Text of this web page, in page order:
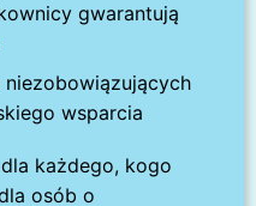
gwarantują
wsparcia
każdego, kogo
osób o